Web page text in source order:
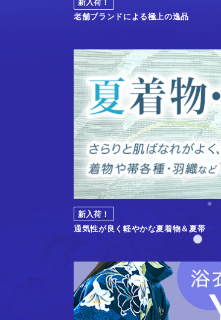
新入荷！
老舗ブランドによる極上の逸品
新入荷！
通気性が良く軽やかな夏着物＆夏帯